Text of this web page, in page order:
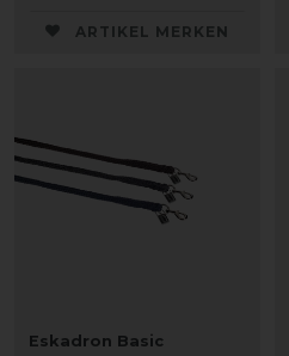
ARTIKEL MERKEN
Eskadron Basic